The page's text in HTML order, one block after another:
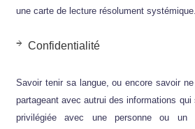
une carte de lecture résolument systémique.
Confidentialité
Savoir tenir sa langue, ou encore savoir
partageant avec autrui des informations
privilégiée avec une personne ou